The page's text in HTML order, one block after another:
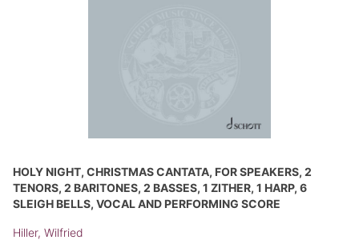
HOLY NIGHT, CHRISTMAS CANTATA, FOR SPEAKERS, 2
TENORS, 2 BARITONES, 2 BASSES, 1 ZITHER, 1 HARP, 6
SLEIGH BELLS, VOCAL AND PERFORMING SCORE
Hiller, Wilfried